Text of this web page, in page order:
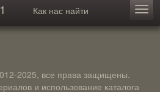
Как нас найти
2025, все права защищены.
и использование каталога